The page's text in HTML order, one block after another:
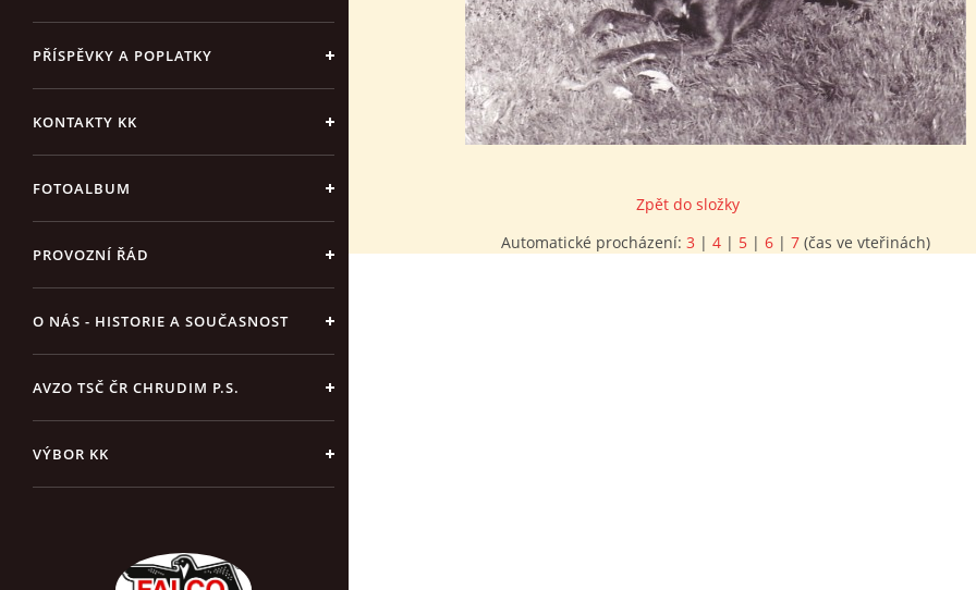
PŘÍSPĚVKY A POPLATKY
KONTAKTY KK
FOTOALBUM
PROVOZNÍ ŘÁD
O NÁS - HISTORIE A SOUČASNOST
AVZO TSČ ČR CHRUDIM P.S.
VÝBOR KK
Zpět do složky
Automatické procházení: 3 | 4 | 5 | 6 | 7 (čas ve vteřinách)